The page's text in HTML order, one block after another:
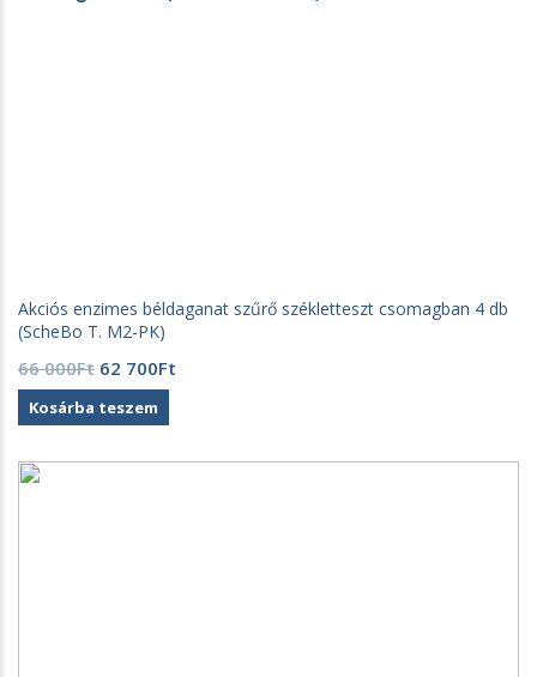
Akciós enzimes béldaganat szűrő székletteszt csomagban 4 db
(ScheBo T. M2-PK)
66 000Ft Original
price
was:
000Ft.
62 700Ft
700Ft.
Kosárba teszem